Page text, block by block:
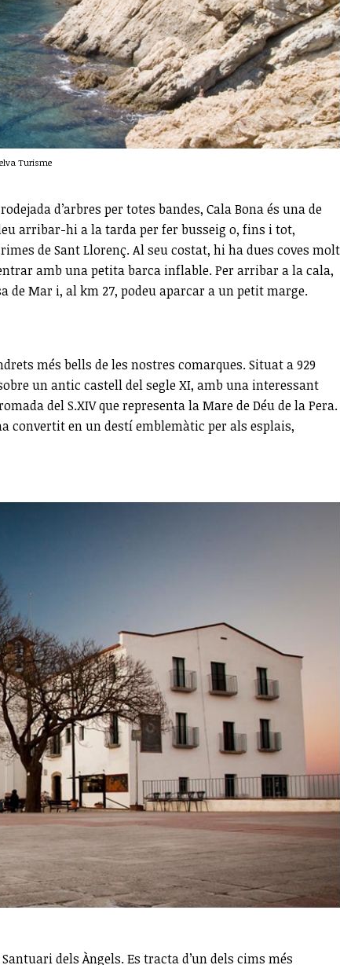
Turisme
d’arbres per totes bandes, Cala Bona és una de
arribar-hi a la tarda per fer busseig o, fins i tot,
de Sant Llorenç. Al seu costat, hi ha dues coves molt
amb una petita barca inflable. Per arribar a la cala,
de Mar i, al km 27, podeu aparcar a un petit marge.
més bells de les nostres comarques. Situat a 929
un antic castell del segle XI, amb una interessant
del S.XIV que representa la Mare de Déu de la Pera.
convertit en un destí emblemàtic per als esplais,
dels Àngels. Es tracta d’un dels cims més